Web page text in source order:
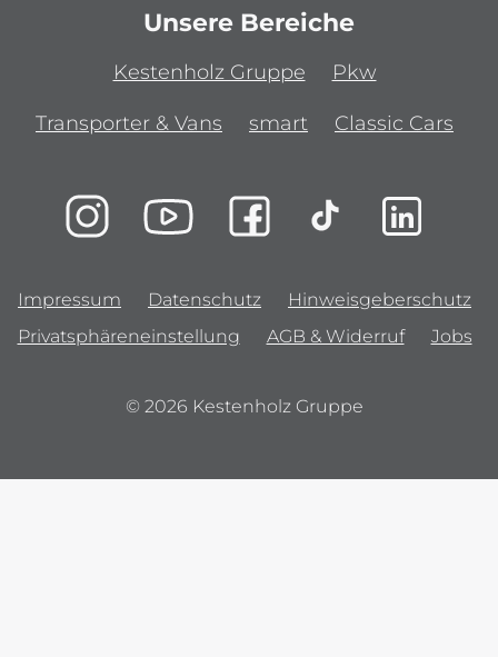
Unsere Bereiche
Kestenholz Gruppe Pkw
Transporter & Vans smart Classic Cars
Impressum Datenschutz
Hinweisgeberschutz
Privatsphäreneinstellung
AGB & Widerruf Jobs
© 2026 Kestenholz Gruppe